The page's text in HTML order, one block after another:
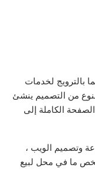
بالترويج لخدمات
من التصميم ينشئ
الكاملة إلى
وتصميم الويب ،
شخص ما في محل لبيع